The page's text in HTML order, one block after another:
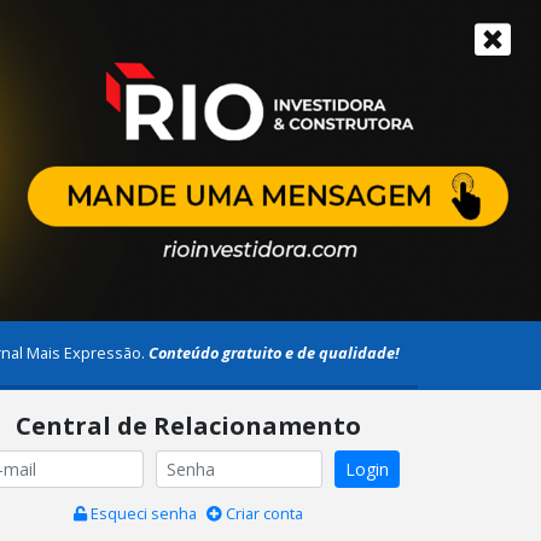
Mais Expressão. Conteúdo gratuito e de qualidade!
Central de Relacionamento
Login
Esqueci senha Criar conta